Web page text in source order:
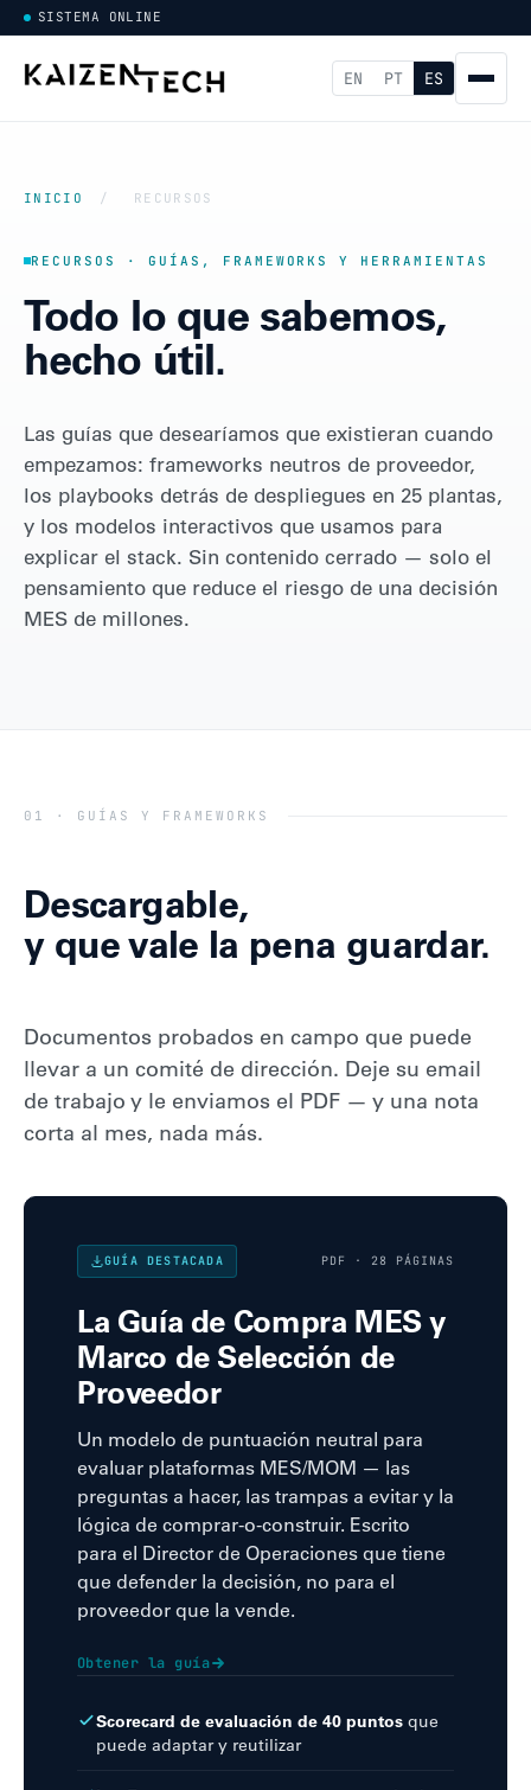
SISTEMA ONLINE
EN PT ES
INICIO / RECURSOS
RECURSOS · GUÍAS, FRAMEWORKS Y HERRAMIENTAS
Todo lo que sabemos,
hecho útil.
Las guías que desearíamos que existieran cuando
empezamos: frameworks neutros de proveedor,
los playbooks detrás de despliegues en 25 plantas,
y los modelos interactivos que usamos para
explicar el stack. Sin contenido cerrado — solo el
pensamiento que reduce el riesgo de una decisión
MES de millones.
01 · GUÍAS Y FRAMEWORKS
Descargable,
y que vale la pena guardar.
Documentos probados en campo que puede
llevar a un comité de dirección. Deje su email
de trabajo y le enviamos el PDF — y una nota
corta al mes, nada más.
GUÍA DESTACADA PDF · 28 PÁGINAS
La Guía de Compra MES y
Marco de Selección de
Proveedor
Un modelo de puntuación neutral para
evaluar plataformas MES/MOM — las
preguntas a hacer, las trampas a evitar y la
lógica de comprar-o-construir. Escrito
para el Director de Operaciones que tiene
que defender la decisión, no para el
proveedor que la vende.
Obtener la guía
Scorecard de evaluación de 40 puntos que
puede adaptar y reutilizar